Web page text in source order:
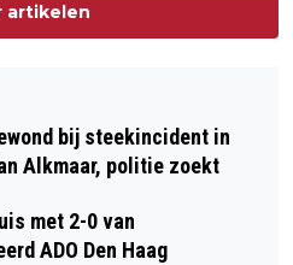
artikelen
bij steekincident in
Alkmaar, politie zoekt
met 2-0 van
ADO Den Haag